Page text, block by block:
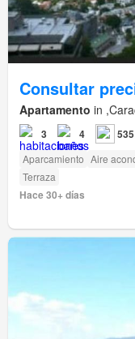
Consultar
Apartamento in
3 4
Aparcamiento Aire
Terraza
Hace 30+ días